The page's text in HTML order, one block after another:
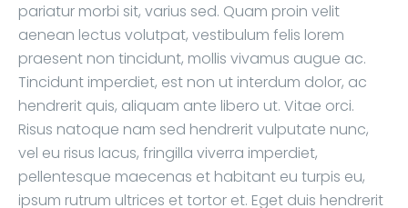
pariatur morbi sit, varius sed. Quam proin velit
aenean lectus volutpat, vestibulum felis lorem
praesent non tincidunt, mollis vivamus augue ac.
Tincidunt imperdiet, est non ut interdum dolor, ac
hendrerit quis, aliquam ante libero ut. Vitae orci.
Risus natoque nam sed hendrerit vulputate nunc,
vel eu risus lacus, fringilla viverra imperdiet,
pellentesque maecenas et habitant eu turpis eu,
ipsum rutrum ultrices et tortor et. Eget duis hendrerit